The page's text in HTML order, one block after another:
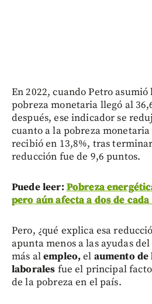
En 2022, cuando Petro
pobreza monetaria llegó al
después, ese indicador se
cuanto a la pobreza
recibió en 13,8%, tras
reducción fue de 9,6 puntos.
Puede leer: Pobreza
pero aún afecta a dos de
Pero, ¿qué explica esa
apunta menos a las ayudas
más alempleo, el aumento
laborales fue el principal
de la pobreza en el país.